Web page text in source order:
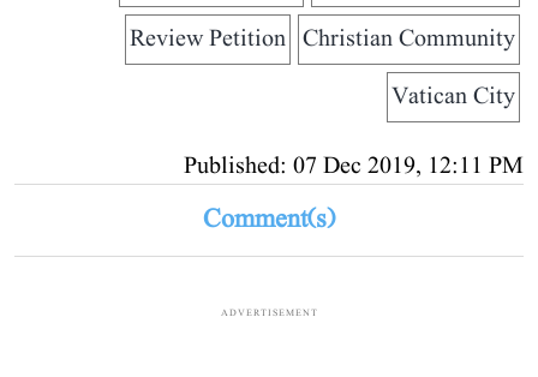
Christian Community
Review Petition
Vatican City
Published: 07 Dec 2019, 12:11 PM
Comment(s)
ADVERTISEMENT